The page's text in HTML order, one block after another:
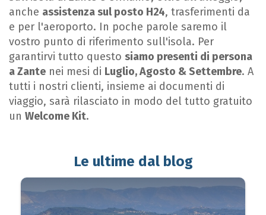
anche assistenza sul posto H24, trasferimenti da
e per l'aeroporto. In poche parole saremo il
vostro punto di riferimento sull'isola. Per
garantirvi tutto questo siamo presenti di persona
a Zante nei mesi di Luglio, Agosto & Settembre. A
tutti i nostri clienti, insieme ai documenti di
viaggio, sarà rilasciato in modo del tutto gratuito
un Welcome Kit.
Le ultime dal blog